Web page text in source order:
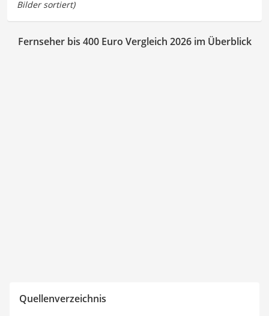
Fernseher bis 400 Euro Vergleich 2026 im Überblick
Quellenverzeichnis